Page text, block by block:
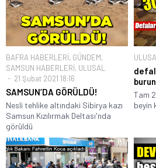
BAFRA HABERLERİ, GÜNDEM,
SAMSUN HABERLERİ, ULUSAL
21 Şubat 2021 18:16
SAMSUN’DA GÖRÜLDÜ!
Nesli tehlike altındaki Sibirya kazı
Samsun Kızılırmak Deltası'nda
görüldü
Tam
beyin